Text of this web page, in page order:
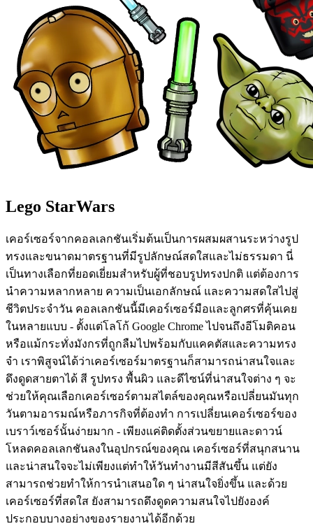
Lego StarWars
เคอร์เซอร์จากคอลเลกชันเริ่มต้นเป็นการผสมผสานระหว่างรูป
ทรงและขนาดมาตรฐานที่มีรูปลักษณ์สดใสและไม่ธรรมดา นี่
เป็นทางเลือกที่ยอดเยี่ยมสำหรับผู้ที่ชอบรูปทรงปกติ แต่ต้องการ
นำความหลากหลาย ความเป็นเอกลักษณ์ และความสดใสไปสู่
ชีวิตประจำวัน คอลเลกชันนี้มีเคอร์เซอร์มือและลูกศรที่คุ้นเคย
ในหลายแบบ - ตั้งแต่โลโก้ Google Chrome ไปจนถึงอีโมติคอน
หรือแม้กระทั่งมังกรที่ถูกลืมไปพร้อมกับแคคตัสและความทรง
จำ เราพิสูจน์ได้ว่าเคอร์เซอร์มาตรฐานก็สามารถน่าสนใจและ
ดึงดูดสายตาได้ สี รูปทรง พื้นผิว และดีไซน์ที่น่าสนใจต่าง ๆ จะ
ช่วยให้คุณเลือกเคอร์เซอร์ตามสไตล์ของคุณหรือเปลี่ยนมันทุก
วันตามอารมณ์หรือภารกิจที่ต้องทำ การเปลี่ยนเคอร์เซอร์ของ
เบราว์เซอร์นั้นง่ายมาก - เพียงแค่ติดตั้งส่วนขยายและดาวน์
โหลดคอลเลกชันลงในอุปกรณ์ของคุณ เคอร์เซอร์ที่สนุกสนาน
และน่าสนใจจะไม่เพียงแต่ทำให้วันทำงานมีสีสันขึ้น แต่ยัง
สามารถช่วยทำให้การนำเสนอใด ๆ น่าสนใจยิ่งขึ้น และด้วย
เคอร์เซอร์ที่สดใส ยังสามารถดึงดูดความสนใจไปยังองค์
ประกอบบางอย่างของรายงานได้อีกด้วย